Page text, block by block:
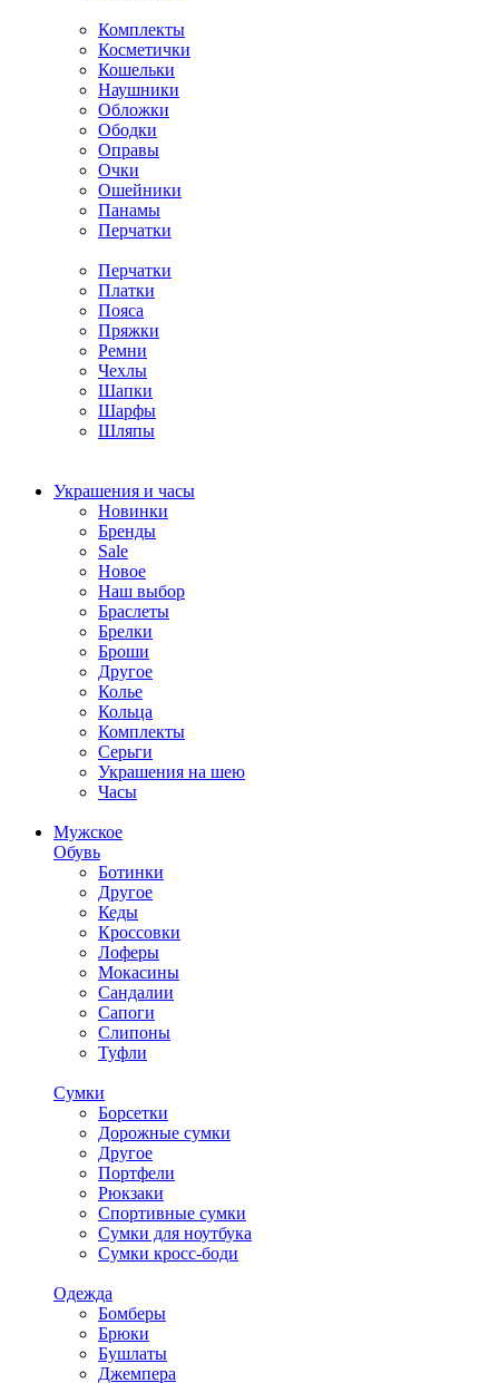
Комплекты
Косметички
Кошельки
Наушники
Обложки
Ободки
Оправы
Очки
Ошейники
Панамы
Перчатки
Перчатки
Платки
Пояса
Пряжки
Ремни
Чехлы
Шапки
Шарфы
Шляпы
Украшения и часы
Новинки
Бренды
Sale
Новое
Наш выбор
Браслеты
Брелки
Броши
Другое
Колье
Кольца
Комплекты
Серьги
Украшения на шею
Часы
Мужское
Обувь
Ботинки
Другое
Кеды
Кроссовки
Лоферы
Мокасины
Сандалии
Сапоги
Слипоны
Туфли
Сумки
Борсетки
Дорожные сумки
Другое
Портфели
Рюкзаки
Спортивные сумки
Сумки для ноутбука
Сумки кросс-боди
Одежда
Бомберы
Брюки
Бушлаты
Джемпера